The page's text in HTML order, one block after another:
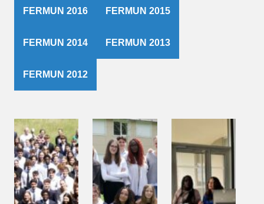
FERMUN 2016 FERMUN 2015
FERMUN 2014 FERMUN 2013
FERMUN 2012